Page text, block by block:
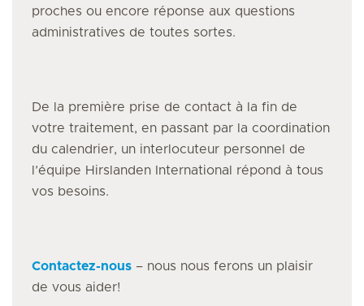
proches ou encore réponse aux questions
administratives de toutes sortes.
De la première prise de contact à la fin de
votre traitement, en passant par la coordination
du calendrier, un interlocuteur personnel de
l’équipe Hirslanden International répond à tous
vos besoins.
Contactez-nous – nous nous ferons un plaisir
de vous aider!